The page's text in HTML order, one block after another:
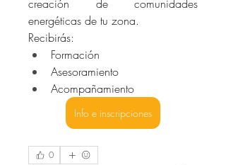
creación de comunidades
energéticas de tu zona.
Recibirás:
Formación
Asesoramiento
Acompañamiento
Info e inscripciones
0